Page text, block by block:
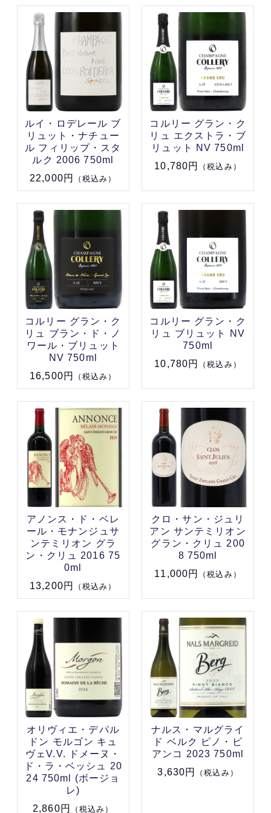
ルイ・ロデレール ブ
リュット・ナチュー
ル フィリップ・スタ
ルク 2006 750ml
22,000円
（税込み）
コルリー グラン・ク
リュ エクストラ・ブ
リュット NV 750ml
10,780円
（税込み）
コルリー グラン・ク
リュ ブラン・ド・ノ
ワール・ブリュット
NV 750ml
16,500円
（税込み）
コルリー グラン・ク
リュ ブリュット NV
750ml
10,780円
（税込み）
アノンス・ド・ベレ
ール・モナンジュサ
ンテミリオン グラ
ン・クリュ 2016 75
0ml
13,200円
（税込み）
クロ・サン・ジュリ
アン サンテミリオン
グラン・クリュ 200
8 750ml
11,000円
（税込み）
オリヴィエ・デパル
ドン モルゴン キュ
ヴェV.V. ドメーヌ・
ド・ラ・ベッシュ 20
24 750ml (ボージョ
レ)
2,860円
（税込み）
ナルス・マルグライ
ド ベルク ピノ・ビ
アンコ 2023 750ml
3,630円
（税込み）